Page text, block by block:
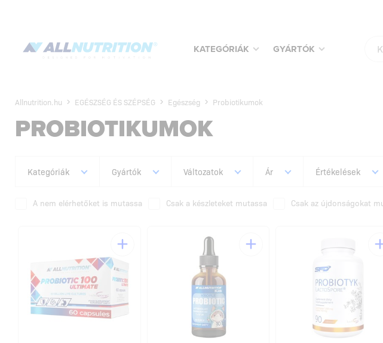
KATEGÓRIÁK GYÁRTÓK
Allnutrition.hu EGÉSZSÉG ÉS SZÉPSÉG Egészség Probiotikumok
PROBIOTIKUMOK
Kategóriák Gyártók Változatok Ár Értékelések
A nem elérhetőket is mutassa Csak a készleteket mutassa Csak az újdonságokat